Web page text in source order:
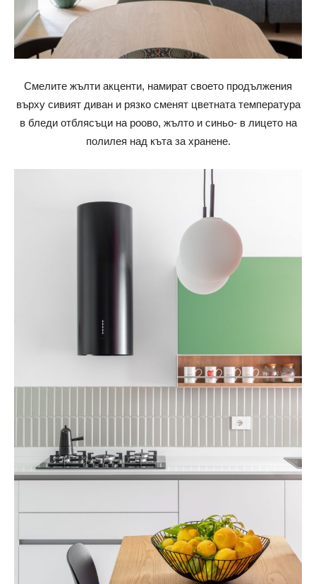
Смелите жълти акценти, намират своето продължения
върху сивият диван и рязко сменят цветната температура
в бледи отблясъци на роово, жълто и синьо- в лицето на
полилея над къта за хранене.